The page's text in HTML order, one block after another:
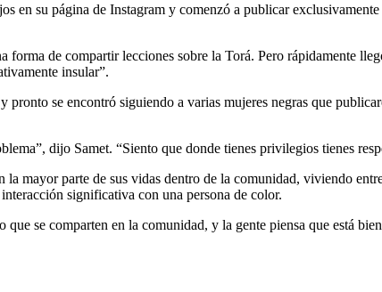
en su página de Instagram y comenzó a publicar
de compartir lecciones sobre la Torá. Pero rápidamente
insular”.
se encontró siguiendo a varias mujeres negras que
dijo Samet. “Siento que donde tienes privilegios tienes
mayor parte de sus vidas dentro de la comunidad, viviendo
significativa con una persona de color.
se comparten en la comunidad, y la gente piensa que está